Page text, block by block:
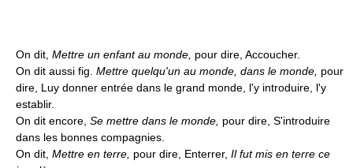
On dit, Mettre un enfant au monde, pour dire, Accoucher.
On dit aussi fig. Mettre quelqu'un au monde, dans le monde, pour
dire, Luy donner entrée dans le grand monde, l'y introduire, l'y
establir.
On dit encore, Se mettre dans le monde, pour dire, S'introduire
dans les bonnes compagnies.
On dit, Mettre en terre, pour dire, Enterrer, Il fut mis en terre ce